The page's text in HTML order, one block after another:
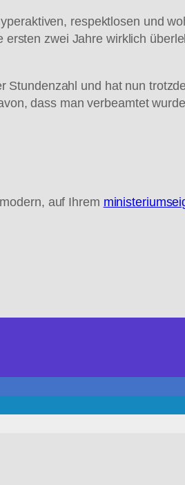
respektlosen und
zwei Jahre wirklich
Stundenzahl und hat nun
dass man verbeamtet
auf Ihrem